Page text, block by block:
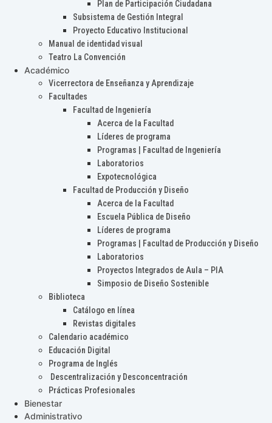
Plan de Participación Ciudadana
Subsistema de Gestión Integral
Proyecto Educativo Institucional
Manual de identidad visual
Teatro La Convención
Académico
Vicerrectora de Enseñanza y Aprendizaje
Facultades
Facultad de Ingeniería
Acerca de la Facultad
Líderes de programa
Programas | Facultad de Ingeniería
Laboratorios
Expotecnológica
Facultad de Producción y Diseño
Acerca de la Facultad
Escuela Pública de Diseño
Líderes de programa
Programas | Facultad de Producción y Diseño
Laboratorios
Proyectos Integrados de Aula – PIA
Simposio de Diseño Sostenible
Biblioteca
Catálogo en línea
Revistas digitales
Calendario académico
Educación Digital
Programa de Inglés
Descentralización y Desconcentración
Prácticas Profesionales
Bienestar
Administrativo